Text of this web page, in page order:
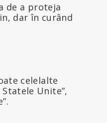
de a proteja
dar în curând
celelalte
Unite”,